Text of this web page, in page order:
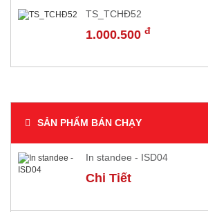
TS_TCHĐ52
1.000.500 đ
SẢN PHẨM BÁN CHẠY
​In standee - ISD04
Chi Tiết